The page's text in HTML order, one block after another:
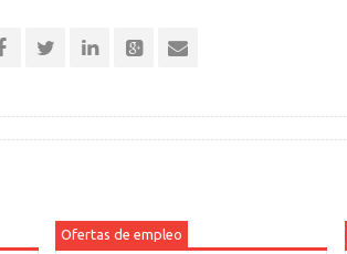
Ofertas de empleo